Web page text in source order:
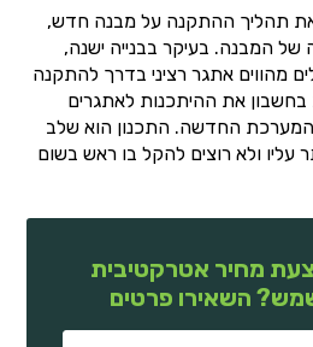
תהליך ההתקנה על מבנה חדש,
של המבנה. בעיקר בבנייה ישנה,
מהווים אתגר רציני בדרך להתקנה
את ההיתכנות לאתגרים
המערכת החדשה. התכנון הוא שלב
עליו ולא רוצים להקל בו ראש בשום
מחיר אטרקטיבית
השאירו פרטים